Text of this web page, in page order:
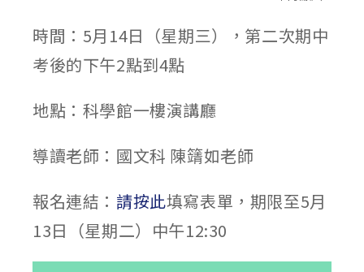
時間：5月14日（星期三），第二次期中
考後的下午2點到4點
地點：科學館一樓演講廳
導讀老師：國文科 陳𥴰如老師
報名連結： 請按此填寫表單，期限至5月
13日（星期二）中午12:30